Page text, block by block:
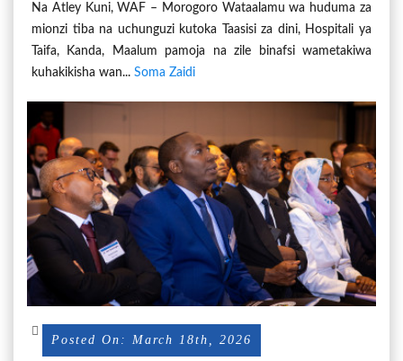
ZA RADIOLOJIA KWA KIWANGO CHA
KIMATAIFA
Na Atley Kuni, WAF – Morogoro Wataalamu wa huduma za
mionzi tiba na uchunguzi kutoka Taasisi za dini, Hospitali ya
Taifa, Kanda, Maalum pamoja na zile binafsi wametakiwa
kuhakikisha wan... Soma Zaidi
Posted On: March 18th, 2026